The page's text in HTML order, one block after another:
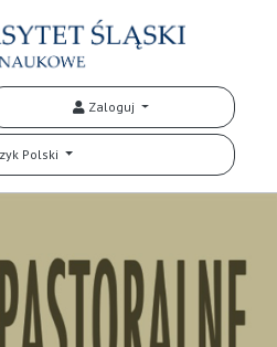
Zaloguj
Polski